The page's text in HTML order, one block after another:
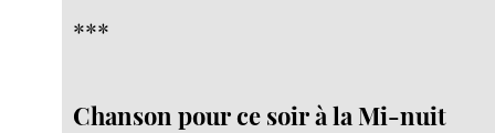
***
Chanson pour ce soir à la Mi-nuit